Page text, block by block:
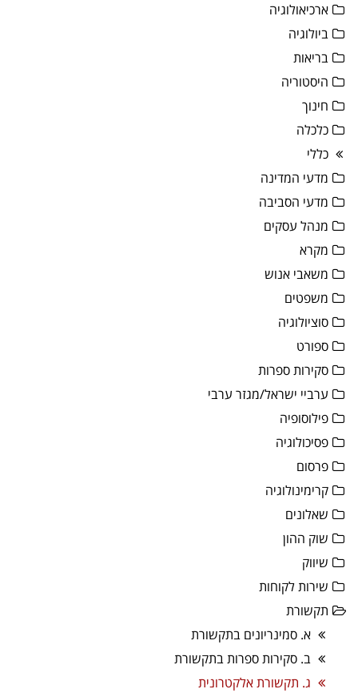
ארכיאולוגיה
ביולוגיה
בריאות
היסטוריה
חינוך
כלכלה
כללי
מדעי המדינה
מדעי הסביבה
מנהל עסקים
מקרא
משאבי אנוש
משפטים
סוציולוגיה
ספורט
סקירות ספרות
ערביי ישראל/מגזר ערבי
פילוסופיה
פסיכולוגיה
פרסום
קרימינולוגיה
שאלונים
שוק ההון
שיווק
שירות לקוחות
תקשורת
א. סמינריונים בתקשורת
ב. סקירות ספרות בתקשורת
ג. תקשורת אלקטרונית